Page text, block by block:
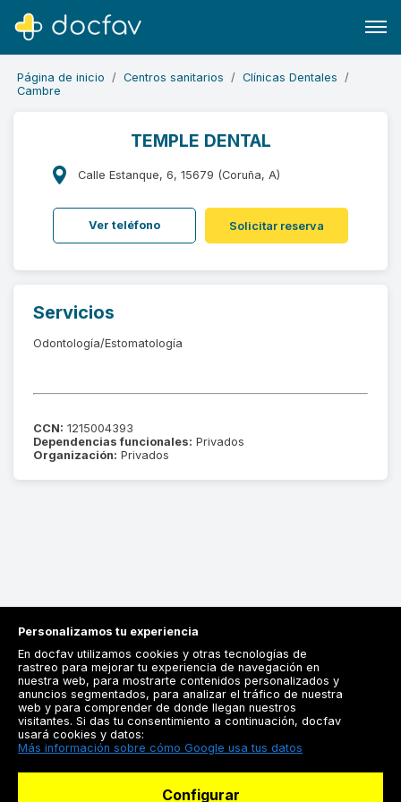
Página de inicio Centros sanitarios
Clínicas Dentales
Cambre
TEMPLE DENTAL
Calle Estanque, 6, 15679 (Coruña, A)
Ver teléfono Solicitar reserva
Servicios
Odontología/Estomatología
CCN: 1215004393
Dependencias funcionales: Privados
Organización: Privados
Registrarse
Docfav
Personalizamos tu experiencia
En docfav utilizamos cookies y otras tecnologías de
rastreo para mejorar tu experiencia de navegación en
nuestra web, para mostrarte contenidos personalizados y
anuncios segmentados, para analizar el tráfico de nuestra
web y para comprender de donde llegan nuestros
visitantes. Si das tu consentimiento a continuación, docfav
usará cookies y datos:
Más información sobre cómo Google usa tus datos
Configurar